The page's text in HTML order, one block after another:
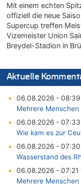
Mit einem echten
offiziell die neue
Supercup treffen
Vizemeister Union
Breydel-Stadion in
Aktuelle
06.08.2026 - 08:39
Mehrere
06.08.2026 -
Wie kam es zur
06.08.2026 - 07:30
Wasserstand des
06.08.2026 - 07:21
Mehrere